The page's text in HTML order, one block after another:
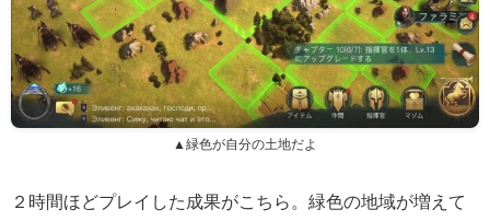
▲緑色が自分の土地だよ
２時間ほどプレイした成果がこちら。緑色の地域が増えて